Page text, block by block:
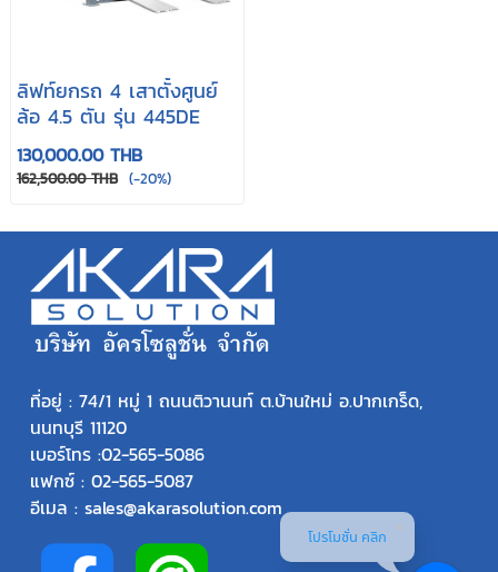
ลิฟท์ยกรถ 4 เสาตั้งศูนย์
ล้อ 4.5 ตัน รุ่น 445DE
130,000.00 THB
162,500.00 THB (-20%)
ที่อยู่ : 74/1 หมู่ 1 ถนนติวานนท์ ต.บ้านใหม่ อ.ปากเกร็ด,
นนทบุรี 11120
เบอร์โทร :02-565-5086
แฟกซ์ : 02-565-5087
อีเมล : sales@akarasolution.com
โปรโมชั่น คลิก